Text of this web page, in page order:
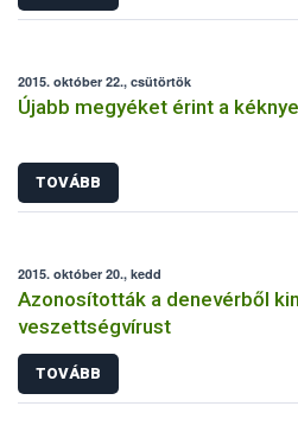
2015. október 22., csütörtök
Újabb megyéket érint a
TOVÁBB
2015. október 20., kedd
Azonosították a denevérből
veszettségvírust
TOVÁBB